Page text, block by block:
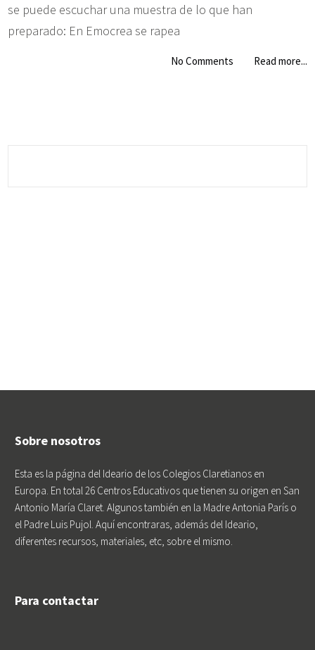
se puede escuchar una muestra de lo que han
preparado: En Emocrea se rapea
No Comments Read more...
Sobre nosotros
Esta es la página del Ideario de los Colegios Claretianos en
Europa. En total 26 Centros Educativos que tienen su origen en San
Antonio María Claret. Algunos también en la Madre Antonia París o
el Padre Luis Pujol. Aquí encontraras, además del Ideario,
diferentes recursos, materiales, etc, sobre el mismo.
Para contactar